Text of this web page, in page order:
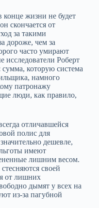
жизни не будет
скончается от
за такими
дороже, чем за
часто умирают
исследователи Роберт
которую система
намного
патронажу
люди, как правило,
отличавшейся
полис для
дешевле,
имеют
лишним весом.
своей
от лишних
дымят у всех на
из-за пагубной